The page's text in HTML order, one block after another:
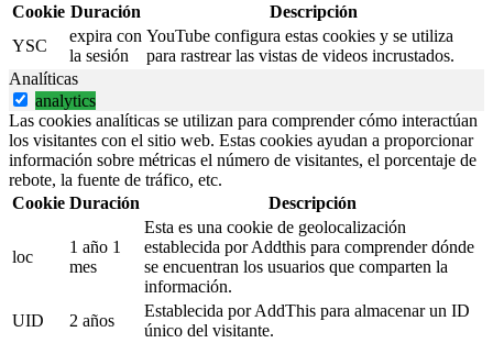
Cookie Duración
Descripción
YSC
expira con
la sesión
YouTube configura estas cookies y se utiliza
para rastrear las vistas de videos incrustados.
Analíticas
analytics
Las cookies analíticas se utilizan para comprender cómo interactúan
los visitantes con el sitio web. Estas cookies ayudan a proporcionar
información sobre métricas el número de visitantes, el porcentaje de
rebote, la fuente de tráfico, etc.
Cookie Duración Descripción
loc
1 año 1
mes
Esta es una cookie de geolocalización
establecida por Addthis para comprender dónde
se encuentran los usuarios que comparten la
información.
UID
2 años
Establecida por AddThis para almacenar un ID
único del visitante.